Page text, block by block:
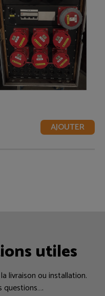
AJOUTER
utiles
livraison ou installation.
questions….